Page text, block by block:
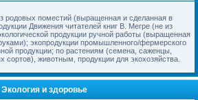
родовых поместий (выращенная и сделанная в
Движения читателей книг В. Мегре (не из
продукции ручной работы (выращенная
экопродукции промышленного/фермерского
продукции; по растениям (семена, саженцы,
сортов), животным, продукции для экохозяйства.
Экология и здоровье